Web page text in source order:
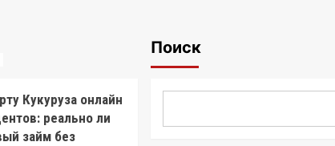
Кукуруза онлайн
реально ли
займ без
Поиск